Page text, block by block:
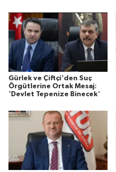
Gürlek ve Çiftçi'den Suç
Örgütlerine Ortak Mesaj:
'Devlet Tepenize Binecek'